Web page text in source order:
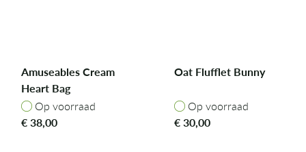
Amuseables Cream
Heart Bag
Op voorraad
Op voorraad
€38,00
Oat Flufflet Bunny
Op voorraad
Op voorraad
€30,00